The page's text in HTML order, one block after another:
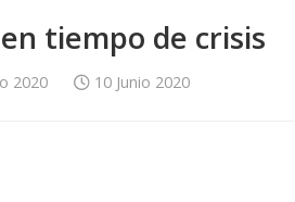
tiempo de crisis
2020 10 Junio 2020